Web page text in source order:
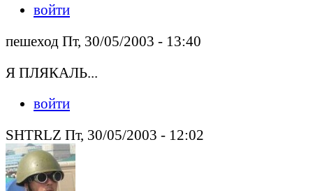
войти
пешеход Пт, 30/05/2003 - 13:40
Я ПЛЯКАЛЬ...
войти
SHTRLZ Пт, 30/05/2003 - 12:02